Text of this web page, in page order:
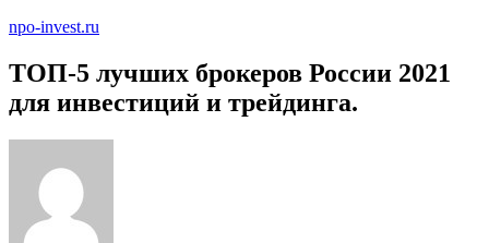
npo-invest.ru
ТОП-5 лучших брокеров России 2021
для инвестиций и трейдинга.